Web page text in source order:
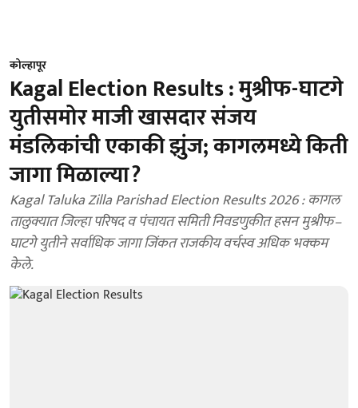
कोल्हापूर
Kagal Election Results : मुश्रीफ-घाटगे
युतीसमोर माजी खासदार संजय
मंडलिकांची एकाकी झुंज; कागलमध्ये किती
जागा मिळाल्या?
Kagal Taluka Zilla Parishad Election Results 2026 : कागल
तालुक्यात जिल्हा परिषद व पंचायत समिती निवडणुकीत हसन मुश्रीफ–
घाटगे युतीने सर्वाधिक जागा जिंकत राजकीय वर्चस्व अधिक भक्कम
केले.